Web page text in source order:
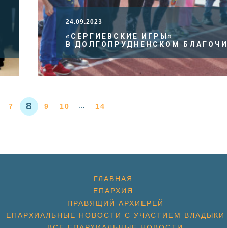
24.09.2023
«СЕРГИЕВСКИЕ ИГРЫ»
В ДОЛГОПРУДНЕНСКОМ
7 8 9 10 … 14
ГЛАВНАЯ
ЕПАРХИЯ
ПРАВЯЩИЙ АРХИЕРЕЙ
ЕПАРХИАЛЬНЫЕ НОВОСТИ С УЧАСТИЕМ ВЛАДЫКИ